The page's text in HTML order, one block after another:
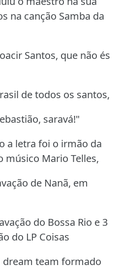
na canção Samba da
Santos, que não és
de todos os santos,
saravá!"
a letra foi o irmão da
músico Mario Telles,
de Nanã, em
do Bossa Rio e 3
do LP Coisas
dream team formado